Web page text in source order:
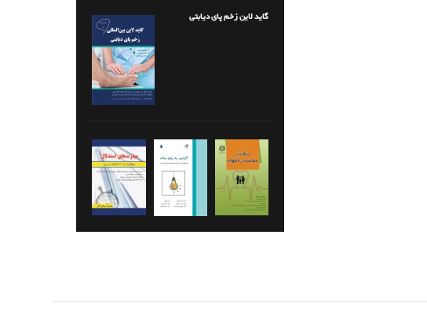
گاید لاین زخم پای دیابتی